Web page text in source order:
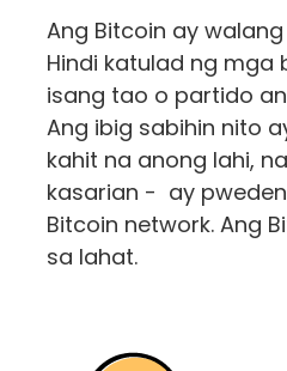
Ang Bitcoin ay
Hindi katulad ng mga
isang tao o partido
Ang ibig sabihin nito
kahit na anong lahi,
kasarian - ay
Bitcoin network. Ang
sa lahat.